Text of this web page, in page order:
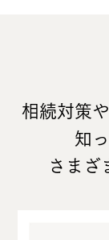
相続対策
知
さま